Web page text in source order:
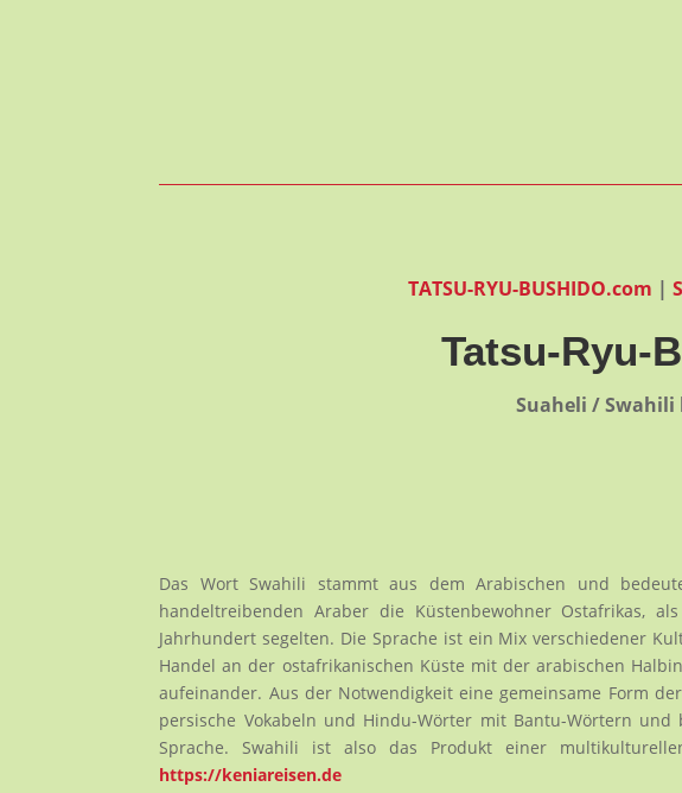
TATSU-RYU-BUSHIDO.com |
Tatsu-Ryu-
Suaheli / Swahili
Das Wort Swahili stammt aus dem Arabischen und
handeltreibenden Araber die Küstenbewohner Ostafrikas,
Jahrhundert segelten. Die Sprache ist ein Mix verschiedener
Handel an der ostafrikanischen Küste mit der arabischen
aufeinander. Aus der Notwendigkeit eine gemeinsame Form
persische Vokabeln und Hindu-Wörter mit Bantu-Wörtern
Sprache. Swahili ist also das Produkt einer
https://keniareisen.de